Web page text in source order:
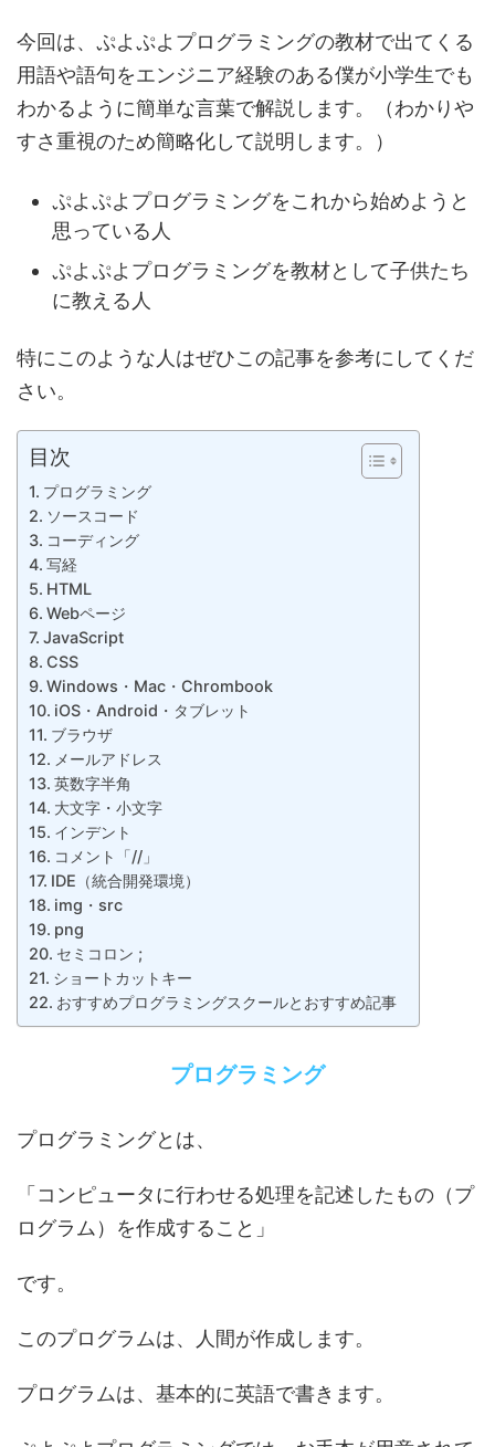
今回は、ぷよぷよプログラミングの教材で出てくる
用語や語句をエンジニア経験のある僕が小学生でも
わかるように簡単な言葉で解説します。（わかりや
すさ重視のため簡略化して説明します。）
ぷよぷよプログラミングをこれから始めようと
思っている人
ぷよぷよプログラミングを教材として子供たち
に教える人
特にこのような人はぜひこの記事を参考にしてくだ
さい。
目次
プログラミング
ソースコード
コーディング
写経
HTML
Webページ
JavaScript
CSS
Windows・Mac・Chrombook
iOS・Android・タブレット
ブラウザ
メールアドレス
英数字半角
大文字・小文字
インデント
コメント「//」
IDE（統合開発環境）
img・src
png
セミコロン ;
ショートカットキー
おすすめプログラミングスクールとおすすめ記事
プログラミング
プログラミングとは、
「コンピュータに行わせる処理を記述したもの（プ
ログラム）を作成すること」
です。
このプログラムは、人間が作成します。
プログラムは、基本的に英語で書きます。